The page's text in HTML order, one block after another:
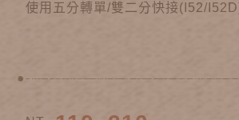
使用五分轉單/雙二分快接(I52/